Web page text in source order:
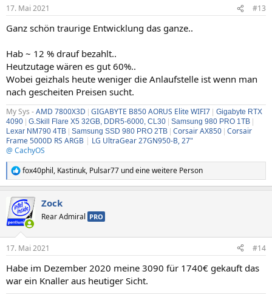
e
:
17. Mai 2021 #13
Ganz schön traurige Entwicklung das ganze..
Hab ~ 12 % drauf bezahlt..
Heutzutage wären es gut 60%..
Wobei geizhals heute weniger die Anlaufstelle ist wenn man
nach gescheiten Preisen sucht.
My Sys -AMD 7800X3D GIGABYTE B850 AORUS Elite WIFI7
Gigabyte RTX
4090
G.Skill Flare X5 32GB, DDR5-6000, CL30 Samsung 980 PRO 1TB
Lexar NM790 4TB
Samsung SSD 980 PRO 2TB Corsair AX850 Corsair
Frame 5000D RS ARGB | LG UltraGear 27GN950-B, 27"
@ CachyOS
R
e
k
t
i
e
:
fox40phil, Kastinuk, Pulsar77 und eine weitere Person
Zock
Rear Admiral PRO
17. Mai 2021 #14
Habe im Dezember 2020 meine 3090 für 1740€ gekauft das
war ein Knaller aus heutiger Sicht.